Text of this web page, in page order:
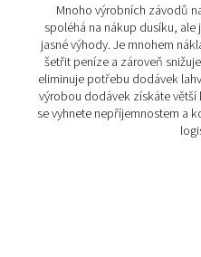
Vysoká kvalita
zařízení. Jakákoli
nebo olejovými
kvalitu